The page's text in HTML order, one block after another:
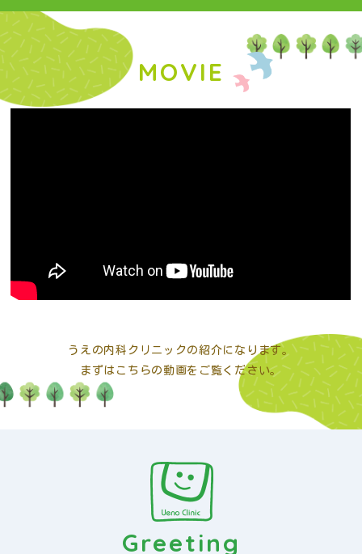
MOVIE
うえの内科クリニックの紹介になります。
まずはこちらの動画をご覧ください。
Greeting